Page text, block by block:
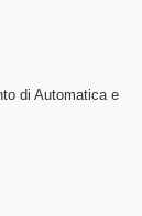
di Automatica e